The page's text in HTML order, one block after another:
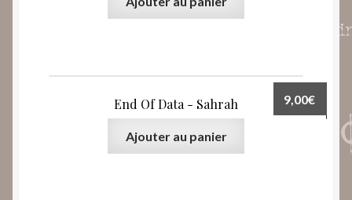
End Of Data ‎- Sahrah 9,00€
Ajouter au panier